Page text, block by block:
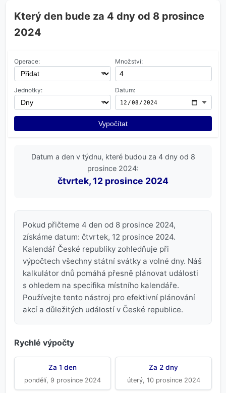
Který den bude za 4 dny od 8 prosince
2024
Operace: Množství:
Jednotky: Datum:
Vypočítat
Datum a den v týdnu, které budou za 4 dny od 8
prosince 2024:
čtvrtek, 12 prosince 2024
Pokud přičteme 4 den od 8 prosince 2024,
získáme datum: čtvrtek, 12 prosince 2024.
Kalendář České republiky zohledňuje při
výpočtech všechny státní svátky a volné dny. Náš
kalkulátor dnů pomáhá přesně plánovat události
s ohledem na specifika místního kalendáře.
Používejte tento nástroj pro efektivní plánování
akcí a důležitých událostí v České republice.
Rychlé výpočty
Za 1 den
pondělí, 9 prosince 2024
Za 2 dny
úterý, 10 prosince 2024